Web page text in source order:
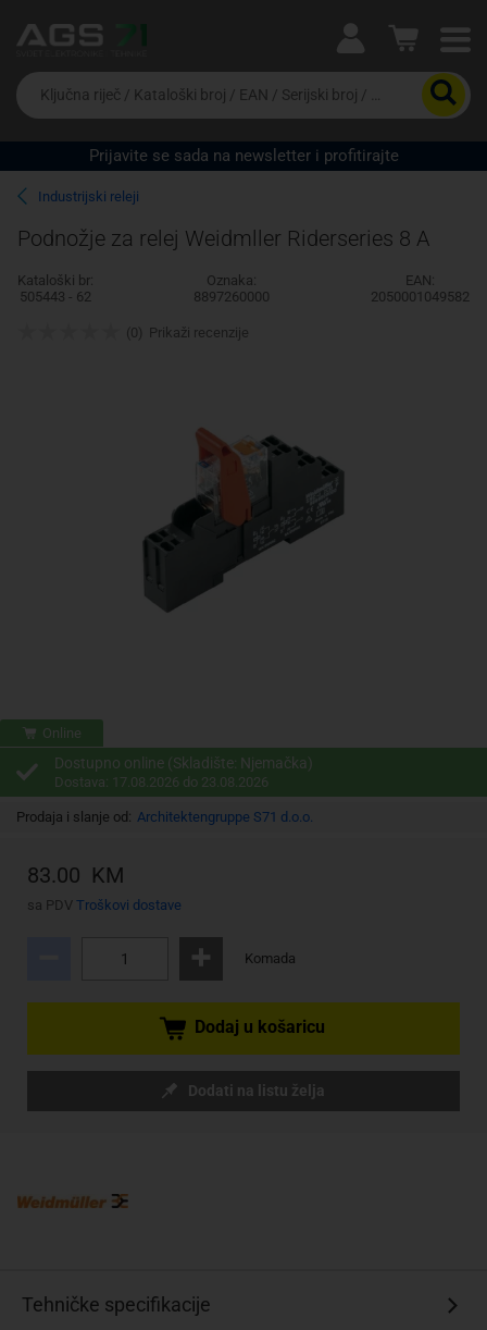
Ova postavka prilagođava asortiman proizvoda i
cijene vašim potrebama.
Da
biste
potražili
proizvod,
unesite
ključnu
riječ,
kataloški
broj,
EAN
ili
Prijavite se sada na newsletter i profitirajte
Industrijski releji
Podnožje za relej Weidmller Riderseries 8 A
Kataloški br:
505443 - 62
Oznaka:
8897260000
EAN:
2050001049582
Online
Dostupno online (Skladište: Njemačka)
Dostava: 17.08.2026 do 23.08.2026
Prodaja i slanje od: Architektengruppe S71 d.o.o.
83.00 KM
sa PDV Troškovi dostave
Komada
Dodaj u košaricu
Dodati na listu želja
(0) Prikaži recenzije
Tehničke specifikacije